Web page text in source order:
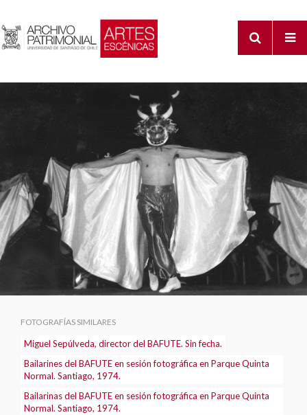
FOTOGRAFÍAS SIMILARES
Miguel Sepúlveda, director del BAFUTE. Sin fecha.
Bailarines del BAFUTE en sesión fotográfica en Parque Quinta
Normal. Santiago, 1974.
Bailarinas del BAFUTE en sesión fotográfica en Parque Quinta
Normal. Santiago, 1974.